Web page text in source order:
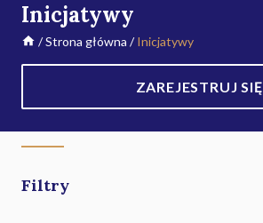
Inicjatywy
/Strona główna /Inicjatywy
ZAREJESTRUJ SIĘ
Filtry